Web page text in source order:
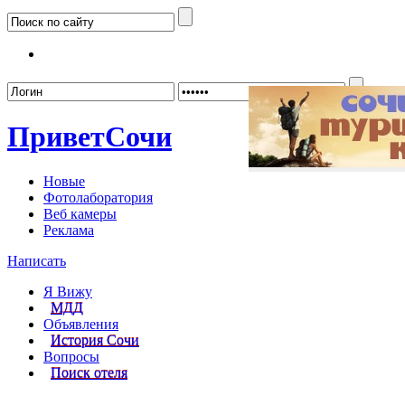
ПриветСочи
Новые
Фотолаборатория
Веб камеры
Реклама
Написать
Я Вижу
МДД
Объявления
История Сочи
Вопросы
Поиск отеля